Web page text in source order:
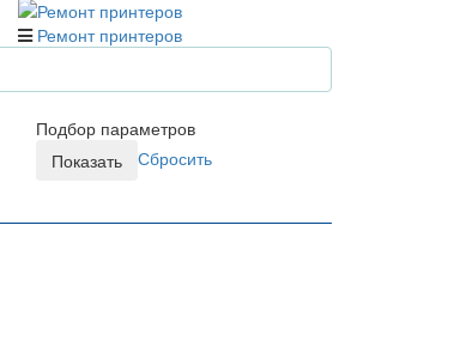
Ремонт принтеров
Подбор параметров
Сбросить